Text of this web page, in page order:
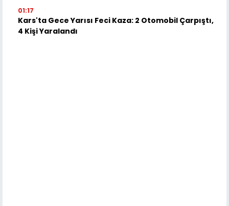
01:17
Kars'ta Gece Yarısı Feci Kaza: 2 Otomobil Çarpıştı,
4 Kişi Yaralandı